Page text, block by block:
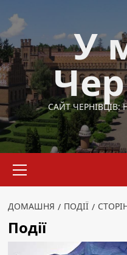
до
вмісту
У
САЙТ
меню
ДОМАШНЯ ПОДІЇ
Події